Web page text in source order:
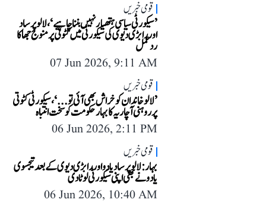
قومی خبریں
’سیکورٹی سیاسی ہتھیار نہیں بننا چاہیے‘، لالو پرساد
اور رابڑی دیوی کی سیکورٹی میں کٹوتی پر منوج جھا کا
ردعمل
07 Jun 2026, 9:11 AM
قومی خبریں
’لالو خاندان کو خراش بھی آئی تو...‘، سیکورٹی کٹوتی
پر روہنی آچاریہ کا بہار حکومت کو سخت انتباہ
06 Jun 2026, 2:11 PM
قومی خبریں
بہار: لالو پرساد یادو اور رابڑی دیوی کے بعد تیجسوی
یادو نے بھی اپنی سیکورٹی لوٹا دی
06 Jun 2026, 10:40 AM